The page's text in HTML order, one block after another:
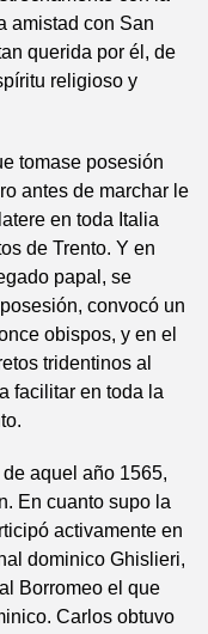
amistad con San
querida por él, de
religioso y
tomase posesión
antes de marchar le
en toda Italia
de Trento. Y en
papal, se
convocó un
obispos, y en el
tridentinos al
facilitar en toda la
aquel año 1565,
En cuanto supo la
activamente en
dominico Ghislieri,
Borromeo el que
Carlos obtuvo